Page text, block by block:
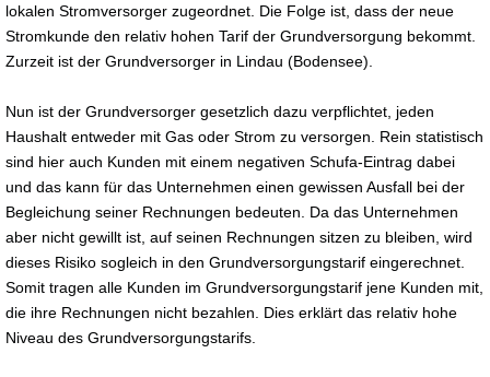
lokalen Stromversorger zugeordnet. Die Folge ist, dass der neue
Stromkunde den relativ hohen Tarif der Grundversorgung bekommt.
Zurzeit ist der Grundversorger in Lindau (Bodensee).
Nun ist der Grundversorger gesetzlich dazu verpflichtet, jeden
Haushalt entweder mit Gas oder Strom zu versorgen. Rein statistisch
sind hier auch Kunden mit einem negativen Schufa-Eintrag dabei
und das kann für das Unternehmen einen gewissen Ausfall bei der
Begleichung seiner Rechnungen bedeuten. Da das Unternehmen
aber nicht gewillt ist, auf seinen Rechnungen sitzen zu bleiben, wird
dieses Risiko sogleich in den Grundversorgungstarif eingerechnet.
Somit tragen alle Kunden im Grundversorgungstarif jene Kunden mit,
die ihre Rechnungen nicht bezahlen. Dies erklärt das relativ hohe
Niveau des Grundversorgungstarifs.